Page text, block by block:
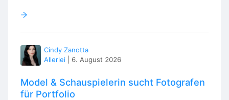
Solina ist eine moderne Institution im Berner Oberland
Im Mittelpunkt stehen eine wertschätzende
Zusammenarbeit, gelebte Menschlichkeit und ein
persönlich weiterentwickeln können. Mit der Recruiting-
Kampagne möchte Solina motivierte
Cindy Zanotta
Allerlei
6. August 2026
Model & Schauspielerin sucht Fotografen
für Portfolio